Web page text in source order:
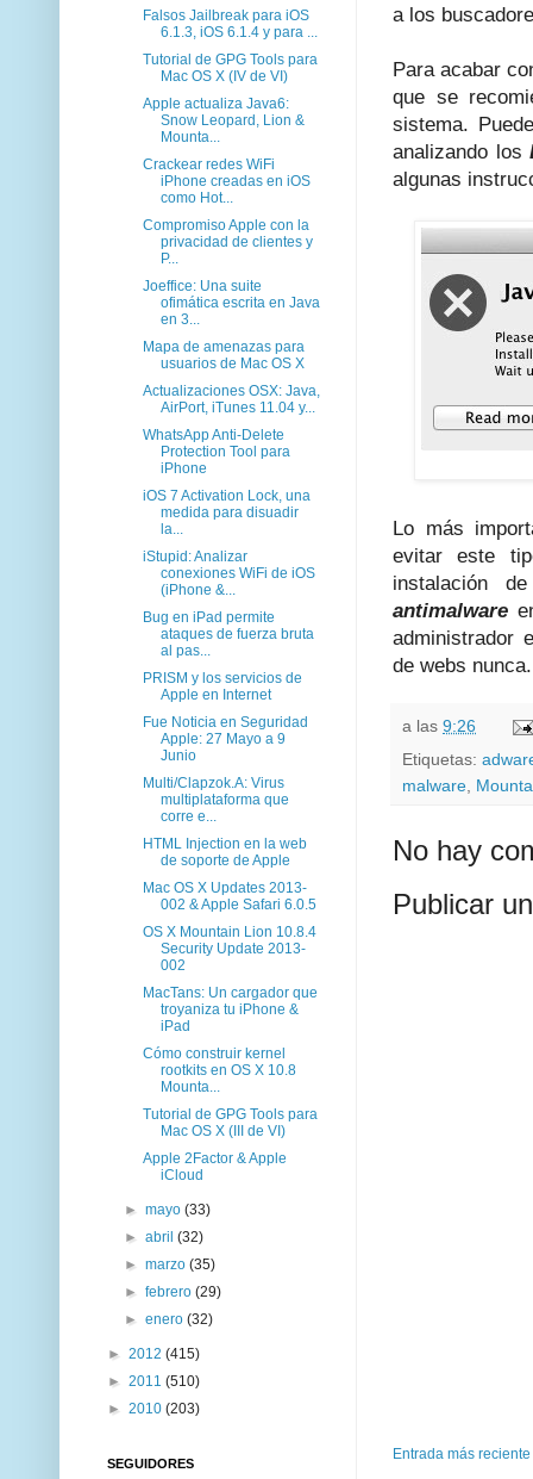
a los
Para acabar
que se
sistema.
analizando los
algunas
Lo más
evitar este
instalación
antimalware
administrador
de webs nunca.
a las 9:26
Etiquetas:
malware
No hay
Publicar
Entrada más reciente
Falsos Jailbreak para iOS
6.1.3, iOS 6.1.4 y para ...
Tutorial de GPG Tools para
Mac OS X (IV de VI)
Apple actualiza Java6:
Snow Leopard, Lion &
Mounta...
Crackear redes WiFi
iPhone creadas en iOS
como Hot...
Compromiso Apple con la
privacidad de clientes y
P...
Joeffice: Una suite
ofimática escrita en Java
en 3...
Mapa de amenazas para
usuarios de Mac OS X
Actualizaciones OSX: Java,
AirPort, iTunes 11.04 y...
WhatsApp Anti-Delete
Protection Tool para
iPhone
iOS 7 Activation Lock, una
medida para disuadir
la...
iStupid: Analizar
conexiones WiFi de iOS
(iPhone &...
Bug en iPad permite
ataques de fuerza bruta
al pas...
PRISM y los servicios de
Apple en Internet
Fue Noticia en Seguridad
Apple: 27 Mayo a 9
Junio
Multi/Clapzok.A: Virus
multiplataforma que
corre e...
HTML Injection en la web
de soporte de Apple
Mac OS X Updates 2013-
002 & Apple Safari 6.0.5
OS X Mountain Lion 10.8.4
Security Update 2013-
002
MacTans: Un cargador que
troyaniza tu iPhone &
iPad
Cómo construir kernel
rootkits en OS X 10.8
Mounta...
Tutorial de GPG Tools para
Mac OS X (III de VI)
Apple 2Factor & Apple
iCloud
►mayo(33)
►abril(32)
►marzo(35)
►febrero(29)
►enero(32)
► 2012 (415)
► 2011 (510)
► 2010 (203)
SEGUIDORES